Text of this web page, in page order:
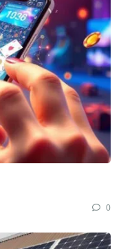
0